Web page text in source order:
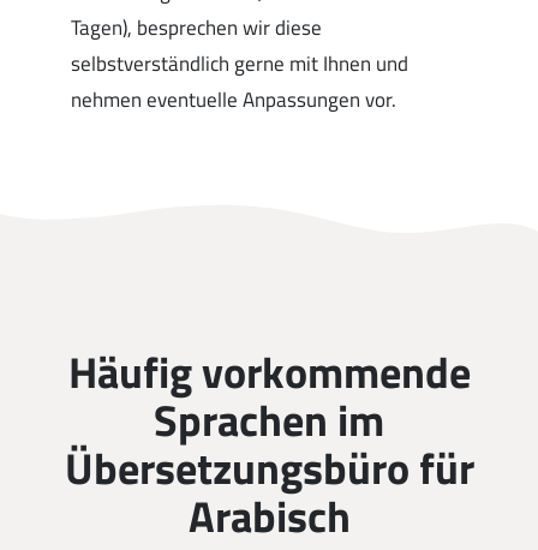
Tagen), besprechen wir diese
selbstverständlich gerne mit Ihnen und
nehmen eventuelle Anpassungen vor.
Häufig vorkommende
Sprachen im
Übersetzungsbüro für
Arabisch